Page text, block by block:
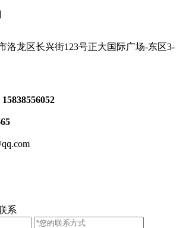
洛龙区长兴街123号正大国际广场-东区3-
15838556052
系